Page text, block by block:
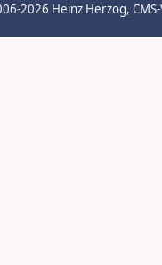
2026 Heinz Herzog,